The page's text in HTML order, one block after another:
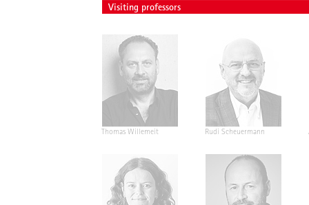
Visiting professors
Thomas Willemeit Rudi Scheuermann